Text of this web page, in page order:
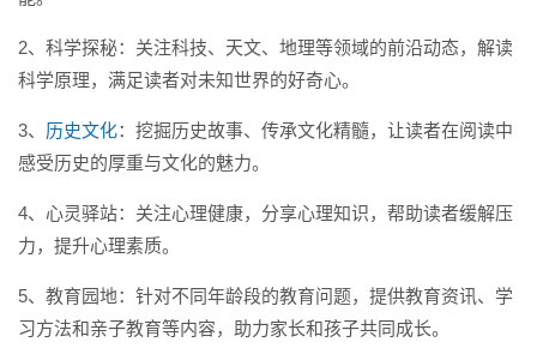
2、科学探秘：关注科技、天文、地理等领域的前沿动态，解读
科学原理，满足读者对未知世界的好奇心。
3、 历史文化：挖掘历史故事、传承文化精髓，让读者在阅读中
感受历史的厚重与文化的魅力。
4、心灵驿站：关注心理健康，分享心理知识，帮助读者缓解压
力，提升心理素质。
5、教育园地：针对不同年龄段的教育问题，提供教育资讯、学
习方法和亲子教育等内容，助力家长和孩子共同成长。